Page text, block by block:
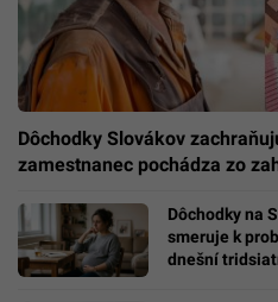
Dôchodky Slovákov
zamestnanec pochádza zo
Dôchodky na
smeruje k
dnešní